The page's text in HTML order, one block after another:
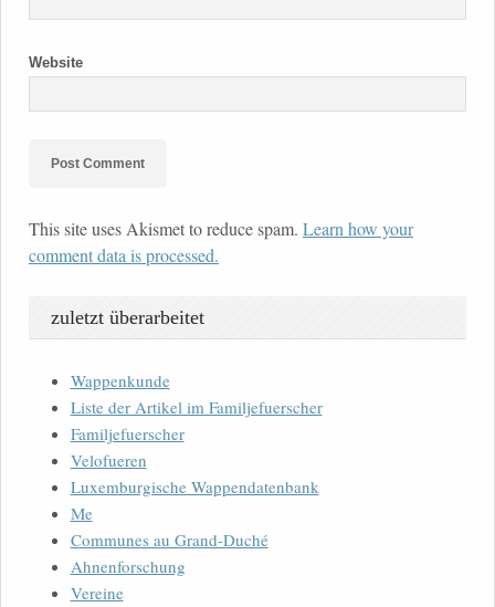
Website
This site uses Akismet to reduce spam. Learn how your
comment data is processed.
zuletzt überarbeitet
Wappenkunde
Liste der Artikel im Familjefuerscher
Familjefuerscher
Velofueren
Luxemburgische Wappendatenbank
Me
Communes au Grand-Duché
Ahnenforschung
Vereine